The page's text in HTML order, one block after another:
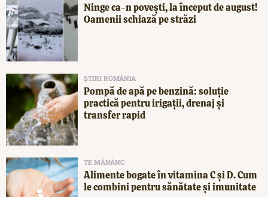
Ninge ca-n povești, la început de august!
Oamenii schiază pe străzi
ȘTIRI ROMÂNIA
Pompă de apă pe benzină: soluție
practică pentru irigații, drenaj și
transfer rapid
TE MĂNÂNC
Alimente bogate în vitamina C și D. Cum
le combini pentru sănătate și imunitate